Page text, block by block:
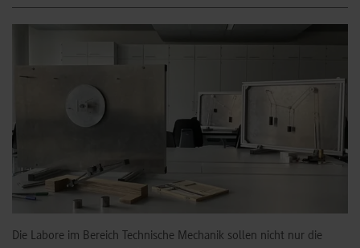
Die Labore im Bereich Technische Mechanik sollen nicht nur die